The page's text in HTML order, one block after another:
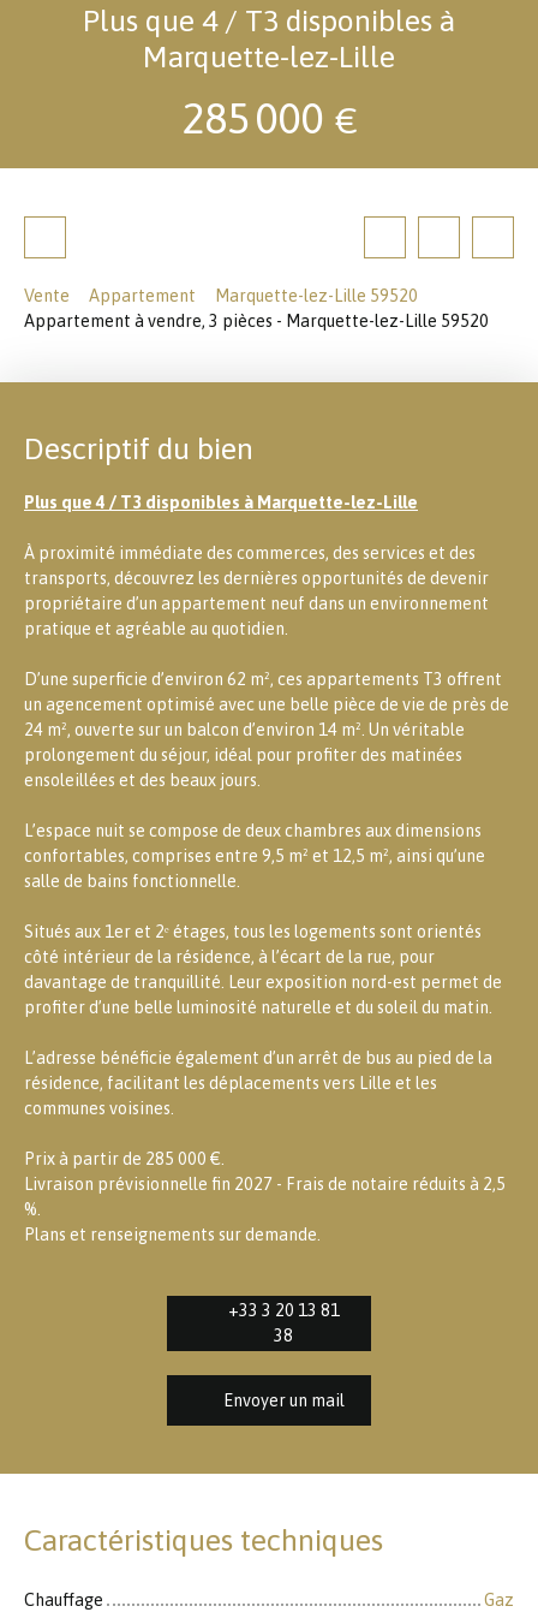
Plus que 4 / T3 disponibles à
Marquette-lez-Lille
285 000 €
Vente Appartement
Marquette-lez-Lille 59520
Appartement à vendre, 3 pièces - Marquette-lez-Lille 59520
Descriptif du bien
Plus que 4 / T3 disponibles à Marquette-lez-Lille
À proximité immédiate des commerces, des services et des
transports, découvrez les dernières opportunités de devenir
propriétaire d’un appartement neuf dans un environnement
pratique et agréable au quotidien.
D’une superficie d’environ 62 m², ces appartements T3 offrent
un agencement optimisé avec une belle pièce de vie de près de
24 m², ouverte sur un balcon d’environ 14 m². Un véritable
prolongement du séjour, idéal pour profiter des matinées
ensoleillées et des beaux jours.
L’espace nuit se compose de deux chambres aux dimensions
confortables, comprises entre 9,5 m² et 12,5 m², ainsi qu’une
salle de bains fonctionnelle.
Situés aux 1er et 2ᵉ étages, tous les logements sont orientés
côté intérieur de la résidence, à l’écart de la rue, pour
davantage de tranquillité. Leur exposition nord-est permet de
profiter d’une belle luminosité naturelle et du soleil du matin.
L’adresse bénéficie également d’un arrêt de bus au pied de la
résidence, facilitant les déplacements vers Lille et les
communes voisines.
Prix à partir de 285 000 €.
Livraison prévisionnelle fin 2027 - Frais de notaire réduits à 2,5
%.
Plans et renseignements sur demande.
+33 3 20 13 81
38
Envoyer un mail
Caractéristiques techniques
Chauffage
Gaz